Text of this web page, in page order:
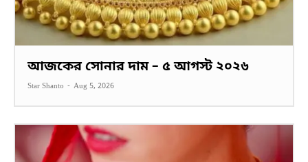
আজকের সোনার দাম – ৫ আগস্ট ২০২৬
Star Shanto - Aug 5, 2026